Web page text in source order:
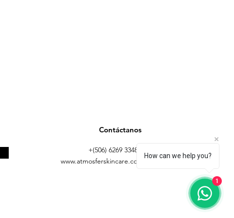
Contáctanos
+(506) 6269 3348 |
www.atmosferskincare.com
How can we help you?
1